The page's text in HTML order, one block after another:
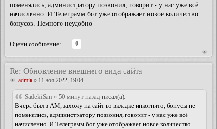
поменялись, администратору позвонил, говорит - у нас уже всё
начисленно. И Телеграмм бот уже отображает новое количество
бонусов. Немного неудобно
Оцени сообщение:
0
Re: Обновление внешнего вида сайта
admin » 11 ноя 2022, 19:04
SadekiSan » 50 минут назад писал(а):
Вчера был в АМ, захожу на сайт во вкладке инкогнито, бонусы не
поменялись, администратору позвонил, говорит - у нас уже всё
начисленно. И Телеграмм бот уже отображает новое количество